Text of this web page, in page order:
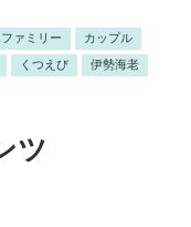
ファミリー カップル
くつえび 伊勢海老
ツ